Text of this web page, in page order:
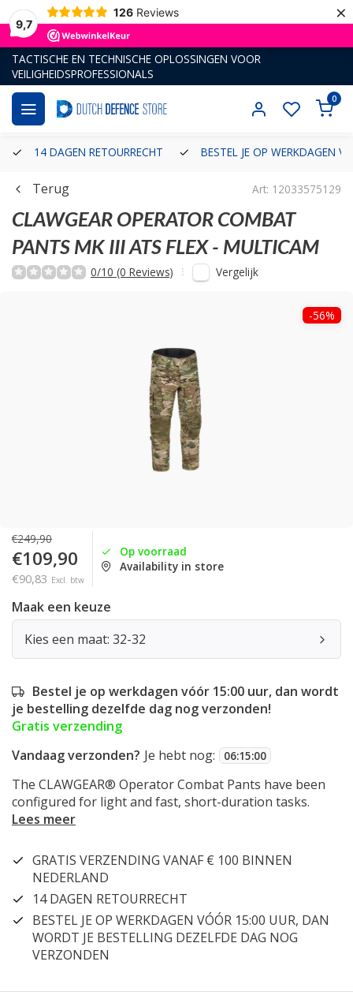
9,7
126 Reviews ×
TACTISCHE EN TECHNISCHE OPLOSSINGEN VOOR
VEILIGHEIDSPROFESSIONALS
0
14 DAGEN RETOURRECHT BESTEL JE OP WERKDAGEN
Terug Art: 12033575129
CLAWGEAR OPERATOR COMBAT
PANTS MK III ATS FLEX - MULTICAM
0/10 (0 Reviews) Vergelijk
-56%
€249,90
€109,90
€90,83 Excl. btw
Op voorraad
Availability in store
Maak een keuze
Kies een maat: 32-32
Bestel je op werkdagen vóór 15:00 uur, dan wordt
je bestelling dezelfde dag nog verzonden!
Gratis verzending
Vandaag verzonden? Je hebt nog: 06:14:59
The CLAWGEAR® Operator Combat Pants have been
configured for light and fast, short-duration tasks.
Lees meer
GRATIS VERZENDING VANAF € 100 BINNEN
NEDERLAND
14 DAGEN RETOURRECHT
BESTEL JE OP WERKDAGEN VÓÓR 15:00 UUR, DAN
WORDT JE BESTELLING DEZELFDE DAG NOG
VERZONDEN